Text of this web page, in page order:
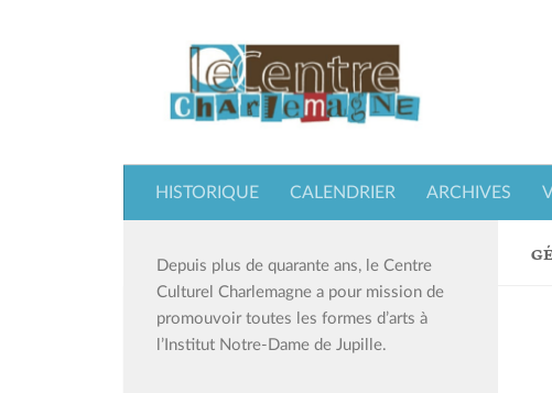
HISTORIQUE CALENDRIER ARCHIVES
Depuis plus de quarante ans, le Centre
Culturel Charlemagne a pour mission de
promouvoir toutes les formes d’arts à
l’Institut Notre-Dame de Jupille.